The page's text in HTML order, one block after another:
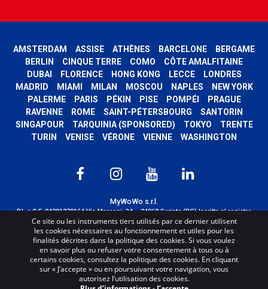
AMSTERDAM ASSISE ATHÈNES BARCELONE
BERGAME
BERLIN
CINQUE TERRE COMO
CÔTE AMALFITAINE
DUBAI
FLORENCE HONG KONG LECCE
LONDRES
MADRID
MIAMI MILAN MOSCOU NAPLES
NEW YORK
PALERME
PARIS PÉKIN PISE POMPÉI
PRAGUE
RAVENNE
ROME SAINT-PÉTERSBOURG
SANTORIN
SINGAPOUR
TARQUINIA (SPONSORED) TOKYO
TRENTE
TURIN
VENISE VÉRONE VIENNE WASHINGTON
MyWoWo s.r.l.
P.I. e C.F. 04201270164 Via Marconi, 34 – 24068 Seriate (BG) Iscritta al registro
delle imprese di Bergamo con n° iscrizione 443941 – Cap.Soc. € 100.000,00 i.v.
TERMS AND CONDITIONS-CREDITS
Ce site ou les instruments tiers utilisés par ce dernier utilisent
les cookies nécessaires au fonctionnement et utiles pour les
finalités décrites dans la politique des cookies. Si vous voulez
en savoir plus ou refuser votre consentement à tous ou à
certains cookies, consultez la politique des cookies. En cliquant
sur « J’accepte » ou en poursuivant votre navigation, vous
autorisez l’utilisation des cookies.